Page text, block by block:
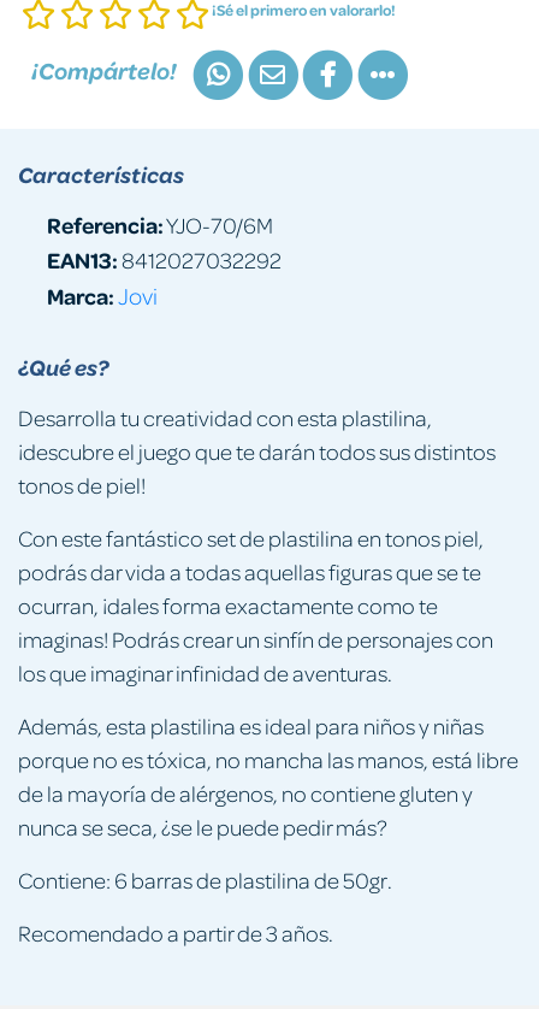
¡Sé el primero en valorarlo!
¡Compártelo!
¿Qué es?
Desarrolla tu creatividad con esta plastilina,
¡descubre el juego que te darán todos sus distintos
tonos de piel!
Con este fantástico set de plastilina en tonos piel,
podrás dar vida a todas aquellas figuras que se te
ocurran, ¡dales forma exactamente como te
imaginas! Podrás crear un sinfín de personajes con
los que imaginar infinidad de aventuras.
Además, esta plastilina es ideal para niños y niñas
porque no es tóxica, no mancha las manos, está libre
de la mayoría de alérgenos, no contiene gluten y
nunca se seca, ¿se le puede pedir más?
Contiene: 6 barras de plastilina de 50gr.
Recomendado a partir de 3 años.
Características
Referencia:YJO-70/6M
EAN13:8412027032292
Marca: Jovi